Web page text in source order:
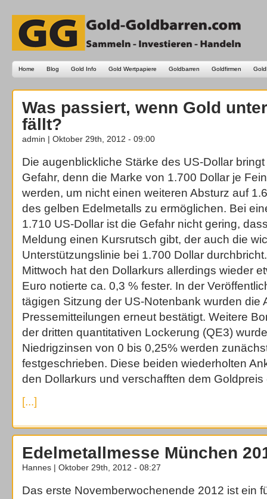
Home Blog Gold Info Gold Wertpapiere Goldbarren Goldfirmen
Was passiert, wenn Gold
fällt?
admin | Oktober 29th, 2012 - 09:00
Die augenblickliche Stärke des US-Dollar
Gefahr, denn die Marke von 1.700 Dollar je
werden, um nicht einen weiteren Absturz auf
des gelben Edelmetalls zu ermöglichen. Bei
1.710 US-Dollar ist die Gefahr nicht gering,
Meldung einen Kursrutsch gibt, der auch die
Unterstützungslinie bei 1.700 Dollar
Mittwoch hat den Dollarkurs allerdings wieder
Euro notierte ca. 0,3 % fester. In der
tägigen Sitzung der US-Notenbank wurden die
Pressemitteilungen erneut bestätigt. Weitere
der dritten quantitativen Lockerung (QE3)
Niedrigzinsen von 0 bis 0,25% werden
festgeschrieben. Diese beiden wiederholten
den Dollarkurs und verschafften dem
[...]
Edelmetallmesse München
Hannes | Oktober 29th, 2012 - 08:27
Das erste Novemberwochenende 2012 ist ein